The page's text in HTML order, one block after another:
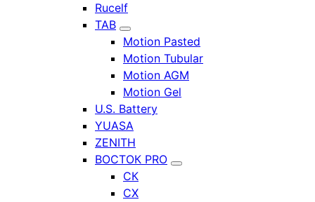
Rucelf
TAB
Motion Pasted
Motion Tubular
Motion AGM
Motion Gel
U.S. Battery
YUASA
ZENITH
ВОСТОК PRO
СК
СХ